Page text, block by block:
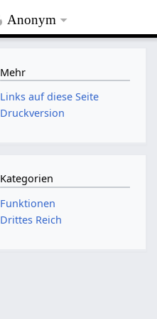
Anonym
Mehr
Links auf diese Seite
Druckversion
Kategorien
Funktionen
Drittes Reich